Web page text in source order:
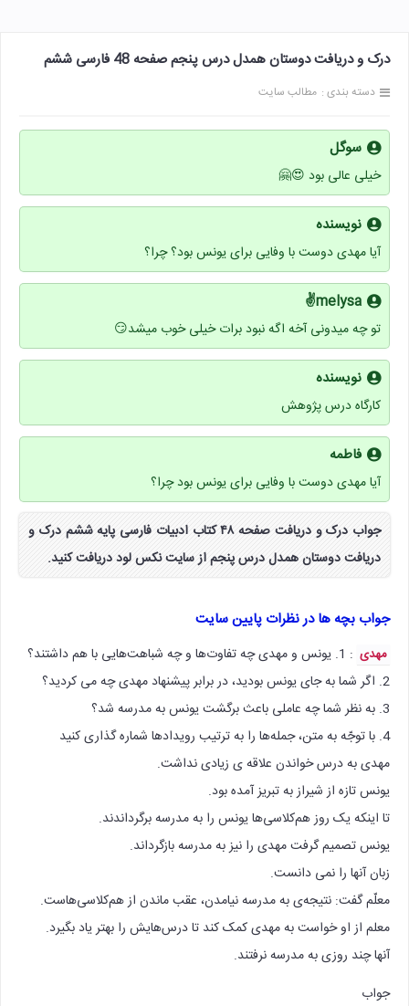
درک و دریافت دوستان همدل درس پنجم صفحه 48 فارسی ششم
دسته بندی : مطالب سایت
سوگل
خیلی عالی بود 😍🤗
نویسنده
آیا مهدی دوست با وفایی برای یونس بود؟ چرا؟
melysa✌
تو چه میدونی آخه اگه نبود برات خیلی خوب میشد😏
نویسنده
کارگاه درس پژوهش
فاطمه
آیا مهدی دوست با وفایی برای یونس بود چرا؟
جواب درک و دریافت صفحه ۴۸ کتاب ادبیات فارسی پایه ششم درک و
دریافت دوستان همدل درس پنجم از سایت نکس لود دریافت کنید.
جواب بچه ها در نظرات پایین سایت
مهدی : 1. یونس و مهدی چه تفاوت‌ها و چه شباهت‌هایی با هم داشتند؟
2. اگر شما به جای یونس بودید، در برابر پیشنهاد مهدی چه می کردید؟
3. به نظر شما چه عاملی باعث برگشت یونس به مدرسه شد؟
4. با توجّه به متن، جمله‌ها را به ترتیب رویدادها شماره گذاری کنید
مهدی به درس خواندن علاقه ی زیادی نداشت.
یونس تازه از شیراز به تبریز آمده بود.
تا اینکه یک روز هم‌کلاسی‌ها یونس را به مدرسه برگرداندند.
یونس تصمیم گرفت مهدی را نیز به مدرسه بازگرداند.
زبان آنها را نمی دانست.
معلّم گفت: نتیجه‌ی به مدرسه نیامدن، عقب ماندن از هم‌کلاسی‌هاست.
معلم از او خواست به مهدی کمک کند تا درس‌هایش را بهتر یاد بگیرد.
آنها چند روزی به مدرسه نرفتند.
جواب